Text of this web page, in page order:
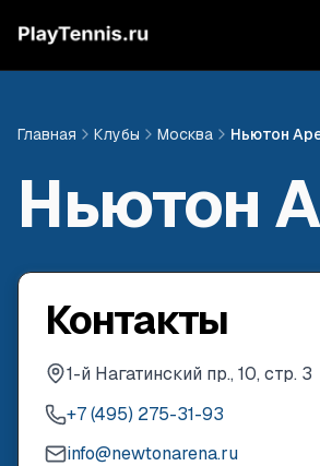
Главная Клубы Москва Ньютон
Ньютон
Контакты
1-й Нагатинский пр., 10, стр. 3
+7 (495) 275-31-93
info@newtonarena.ru